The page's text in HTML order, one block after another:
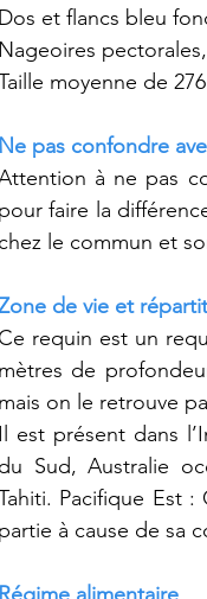
Dos et flancs bleu
Nageoires
moyenne de
Ne pas confondre
à ne pas
pour faire la
chez le commun et
de vie et
Ce requin est un
mètres de
mais on le retrouve
Il est présent dans
du Sud, Australie
Pacifique Est
partie à cause de sa